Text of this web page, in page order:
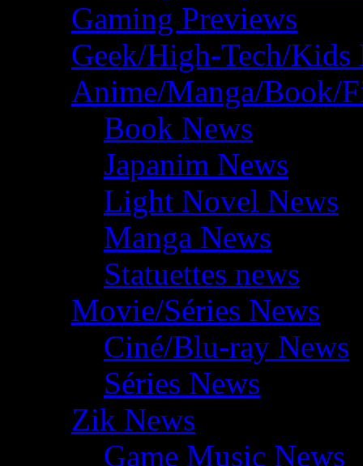
Gaming Previews
Geek/High-Tech/Kids
Anime/Manga/Book/
Book News
Japanim News
Light Novel News
Manga News
Statuettes news
Movie/Séries News
Ciné/Blu-ray News
Séries News
Zik News
Game Music News